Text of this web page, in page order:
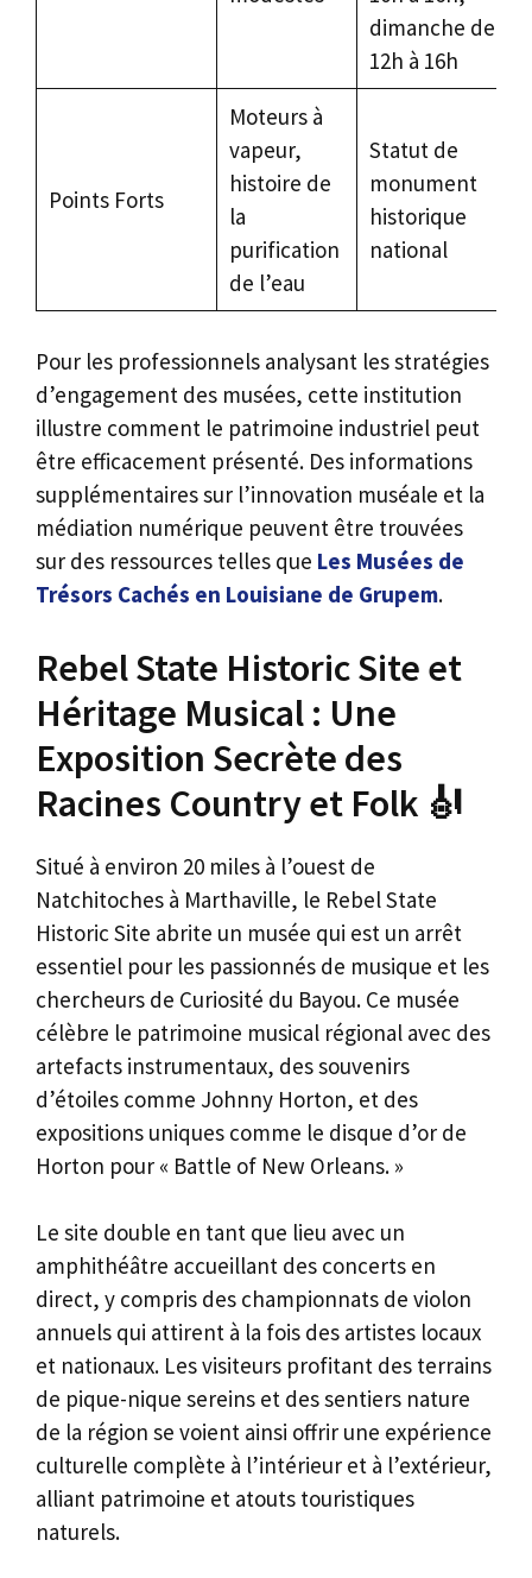
dimanche de
12h à 16h
Points Forts
Moteurs à
vapeur,
histoire de
la
purification
de l’eau
Statut de
monument
historique
national
Pour les professionnels analysant les stratégies
d’engagement des musées, cette institution
illustre comment le patrimoine industriel peut
être efficacement présenté. Des informations
supplémentaires sur l’innovation muséale et la
médiation numérique peuvent être trouvées
sur des ressources telles que Les Musées de
Trésors Cachés en Louisiane de Grupem.
Rebel State Historic Site et
Héritage Musical : Une
Exposition Secrète des
Racines Country et Folk 🎻
Situé à environ 20 miles à l’ouest de
Natchitoches à Marthaville, le Rebel State
Historic Site abrite un musée qui est un arrêt
essentiel pour les passionnés de musique et les
chercheurs de Curiosité du Bayou. Ce musée
célèbre le patrimoine musical régional avec des
artefacts instrumentaux, des souvenirs
d’étoiles comme Johnny Horton, et des
expositions uniques comme le disque d’or de
Horton pour « Battle of New Orleans. »
Le site double en tant que lieu avec un
amphithéâtre accueillant des concerts en
direct, y compris des championnats de violon
annuels qui attirent à la fois des artistes locaux
et nationaux. Les visiteurs profitant des terrains
de pique-nique sereins et des sentiers nature
de la région se voient ainsi offrir une expérience
culturelle complète à l’intérieur et à l’extérieur,
alliant patrimoine et atouts touristiques
naturels.